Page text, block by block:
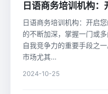
日语商务培训机构
日语商务培训机构：开启
的不断加深，掌握一门或
自我竞争力的重要手段之
市场尤其…
2024-10-25